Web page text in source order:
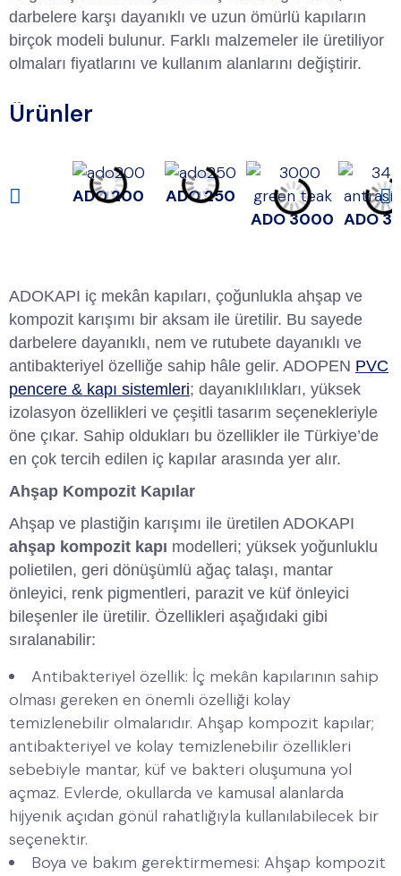
darbelere karşı dayanıklı ve uzun ömürlü kapıların
birçok modeli bulunur. Farklı malzemeler ile üretiliyor
olmaları fiyatlarını ve kullanım alanlarını değiştirir.
Ürünler
ADO 200
ADO 250
ADO 3000 ADO
ADOKAPI iç mekân kapıları, çoğunlukla ahşap ve
kompozit karışımı bir aksam ile üretilir. Bu sayede
darbelere dayanıklı, nem ve rutubete dayanıklı ve
antibakteriyel özelliğe sahip hâle gelir. ADOPEN PVC
pencere & kapı sistemleri; dayanıklılıkları, yüksek
izolasyon özellikleri ve çeşitli tasarım seçenekleriyle
öne çıkar. Sahip oldukları bu özellikler ile Türkiye’de
en çok tercih edilen iç kapılar arasında yer alır.
Ahşap Kompozit Kapılar
Ahşap ve plastiğin karışımı ile üretilen ADOKAPI
ahşap kompozit kapı modelleri; yüksek yoğunluklu
polietilen, geri dönüşümlü ağaç talaşı, mantar
önleyici, renk pigmentleri, parazit ve küf önleyici
bileşenler ile üretilir. Özellikleri aşağıdaki gibi
sıralanabilir:
Antibakteriyel özellik: İç mekân kapılarının sahip
olması gereken en önemli özelliği kolay
temizlenebilir olmalarıdır. Ahşap kompozit kapılar;
antibakteriyel ve kolay temizlenebilir özellikleri
sebebiyle mantar, küf ve bakteri oluşumuna yol
açmaz. Evlerde, okullarda ve kamusal alanlarda
hijyenik açıdan gönül rahatlığıyla kullanılabilecek bir
seçenektir.
Boya ve bakım gerektirmemesi: Ahşap kompozit